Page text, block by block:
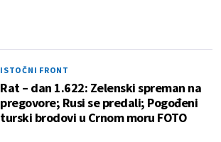
ISTOČNI FRONT
Rat – dan 1.622: Zelenski spreman na
pregovore; Rusi se predali; Pogođeni
turski brodovi u Crnom moru FOTO